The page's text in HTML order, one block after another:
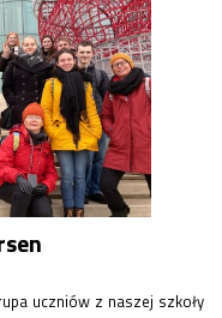
uczniów z naszej szkoły